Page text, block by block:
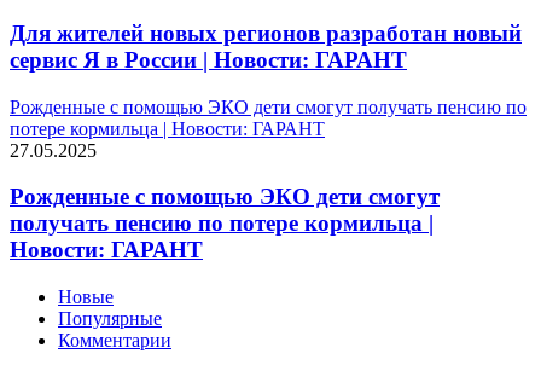
Для жителей новых регионов разработан новый
сервис Я в России | Новости: ГАРАНТ
Рожденные с помощью ЭКО дети смогут получать пенсию по
потере кормильца | Новости: ГАРАНТ
27.05.2025
Рожденные с помощью ЭКО дети смогут
получать пенсию по потере кормильца |
Новости: ГАРАНТ
Новые
Популярные
Комментарии